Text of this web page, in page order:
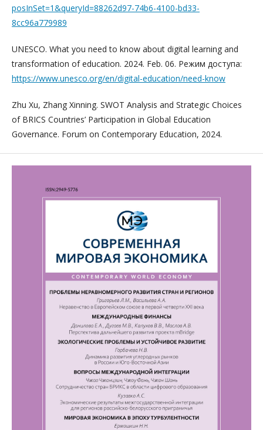
posInSet=1&queryId=88262d97-74b6-4100-bd33-
8cc96a779989
UNESCO. What you need to know about digital learning and
transformation of education. 2024. Feb. 06. Режим доступа:
https://www.unesco.org/en/digital-education/need-know
Zhu Xu, Zhang Xinning. SWOT Analysis and Strategic Choices
of BRICS Countries’ Participation in Global Education
Governance. Forum on Contemporary Education, 2024.